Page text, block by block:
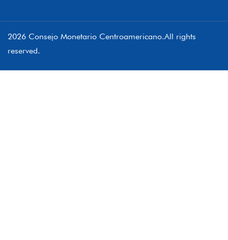
2026 Consejo Monetario Centroamericano.All rights
reserved.